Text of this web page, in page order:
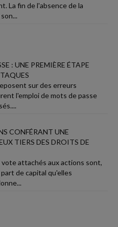
La fin de l'absence de la
: UNE PREMIÈRE ÉTAPE
sur des erreurs
l'emploi de mots de passe
CONFÉRANT UNE
TIERS DES DROITS DE
attachés aux actions sont,
de capital qu'elles